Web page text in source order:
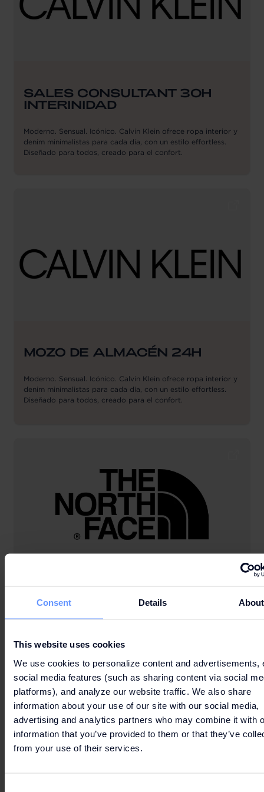
Consent Details About
This website uses cookies
We use cookies to personalize content and advertisements,
social media features (such as sharing content via social
platforms), and analyze our website traffic. We also share
information about your use of our site with our social media,
advertising and analytics partners who may combine it with
information that you’ve provided to them or that they’ve
from your use of their services.
SALES CONSULTANT 30H
INTERINIDAD
Moderno. Sensual. Icónico. Calvin Klein ofrece ropa interior y
denim minimalistas para cada día, con un estilo effortless.
Diseñado para todos, creado para el confort.
MOZO DE ALMACÉN 24H
Moderno. Sensual. Icónico. Calvin Klein ofrece ropa interior y
denim minimalistas para cada día, con un estilo effortless.
Diseñado para todos, creado para el confort.
SALES ASSOCIATE 20H